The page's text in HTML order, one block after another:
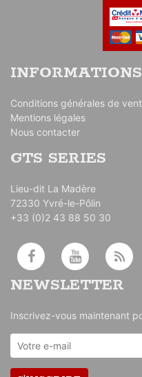
INFORMATIONS
Conditions générales de
Mentions légales
Nous contacter
GTS SERIES
Lieu-dit La Madère
72330 Yvré-le-Pôlin
+33 (0)2 43 88 50 30
NEWSLETTER
Inscrivez-vous maintenant